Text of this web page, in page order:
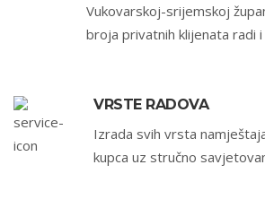
Vukovarskoj-srijemskoj
broja privatnih klijenata radi
VRSTE RADOVA
Izrada svih vrsta
kupca uz stručno